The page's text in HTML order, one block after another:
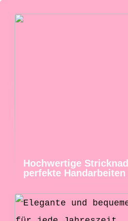
Hochwertige
perfekte Handarbeiten